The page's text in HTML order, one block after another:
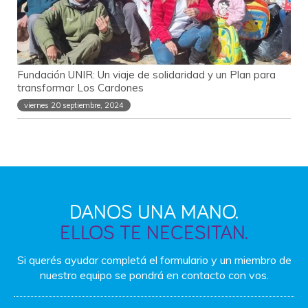
Fundación UNIR: Un viaje de solidaridad y un Plan para
transformar Los Cardones
viernes 20 septiembre, 2024
DANOS UNA MANO.
ELLOS TE NECESITAN.
Si querés ayudar completá el formulario y un miembro de
nuestro equipo se pondrá en contacto con vos.